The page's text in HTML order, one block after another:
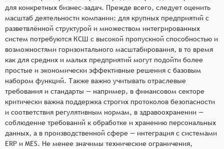
для конкретных бизнес-задач. Прежде всего, следует оценить
масштаб деятельности компании: для крупных предприятий с
разветвлённой структурой и множеством интегрированных
систем потребуются КСШ с высокой пропускной способностью и
возможностями горизонтального масштабирования, в то время
как для средних и малых предприятий могут подойти более
простые и экономически эффективные решения с базовым
набором функций. Также важно учитывать отраслевые
требования и стандарты — например, в финансовом секторе
критически важна поддержка строгих протоколов безопасности
и соответствия регулятивным нормам, в здравоохранении —
соблюдение требований к обработке и хранению персональных
данных, а в производственной сфере — интеграция с системами
ERP и MES. Не менее значимы технические ограничения,